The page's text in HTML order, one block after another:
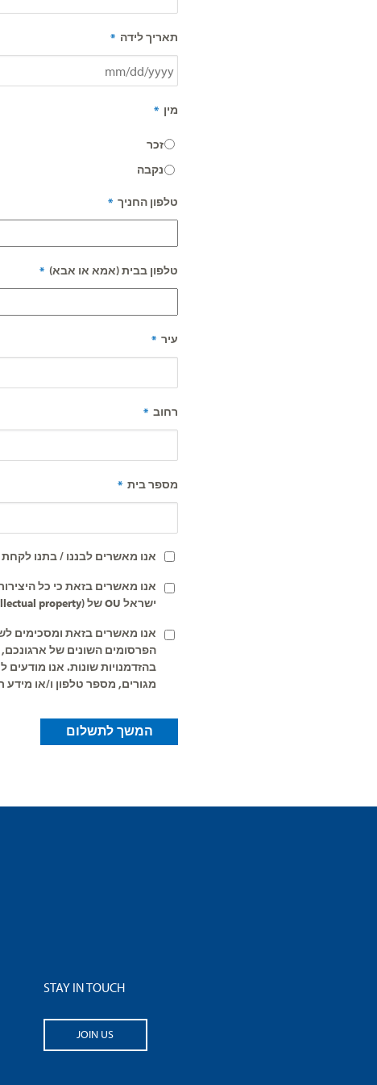
תאריך לידה *
slash
מין *
זכר
נקבה
טלפון החניך *
טלפון בבית (אמא או אבא) *
עיר *
רחוב *
מספר בית *
אנו מאשרים לבננו / בתנו
אנו מאשרים בזאת כי כל
הינם הקניין הרוחני הבלעדי (intellectual property) של OU ישראל
אנו מאשרים בזאת ומסכימים
הפרסומים השונים של ארגונכם,
בהזדמנויות שונות. אנו
מגורים, מספר טלפון ו/או
STAY IN TOUCH
JOIN US